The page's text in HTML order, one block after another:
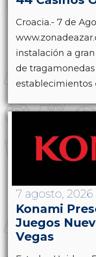
Croacia.- 7 de
instalación a
de tragamonedas
establecimientos
7 agosto, 2026
Konami
Juegos
Vegas